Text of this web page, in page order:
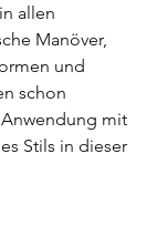
allen
Manöver,
und
schon
mit
Stils in dieser